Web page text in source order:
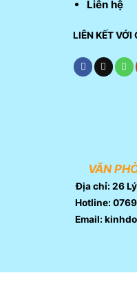
Liên hệ
LIÊN
VĂN
Địa chỉ: 26
Hotline:
Email: